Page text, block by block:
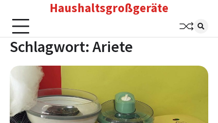
content
Haushaltsgroßgeräte
Schlagwort: Ariete